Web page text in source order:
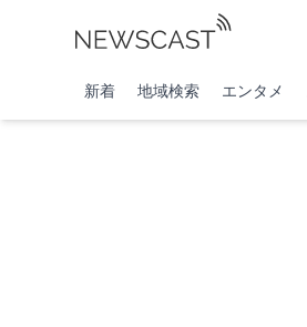
新着 地域検索 エンタメ